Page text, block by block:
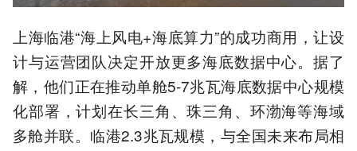
上海临港“海上风电+海底算力”的成功商用，让设
计与运营团队决定开放更多海底数据中心。据了
解，他们正在推动单舱5-7兆瓦海底数据中心规模
化部署，计划在长三角、珠三角、环渤海等海域
多舱并联。临港2.3兆瓦规模，与全国未来布局相